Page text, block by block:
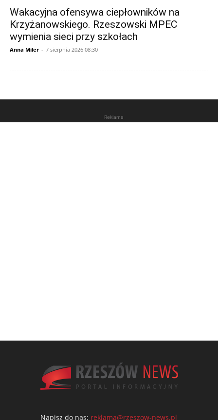
Wakacyjna ofensywa ciepłowników na
Krzyżanowskiego. Rzeszowski MPEC
wymienia sieci przy szkołach
Anna Miler - 7 sierpnia 2026 08:30
Reklama
Napisz do nas: reklama@rzeszow-news.pl